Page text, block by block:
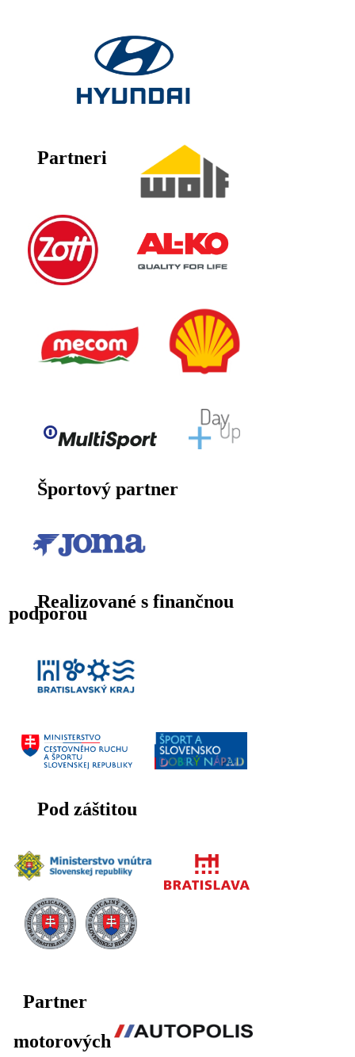
Partneri
Športový partner
Realizované s finančnou
podporou
Pod záštitou
Partner
motorových